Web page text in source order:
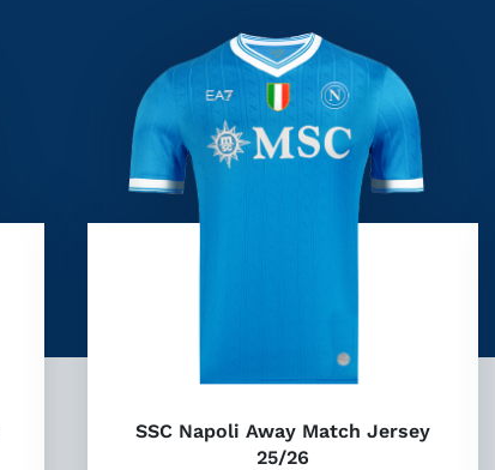
SSC Napoli Away Match Jersey
25/26